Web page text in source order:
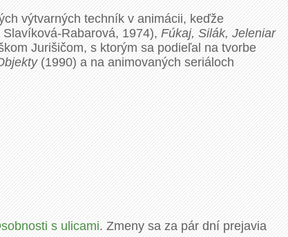
výtvarných techník v animácii, keďže
Rabarová, 1974),Fúkaj, Silák, Jeleniar
Jurišičom, s ktorým sa podieľal na tvorbe
(1990) a na animovaných seriáloch
s ulicami. Zmeny sa za pár dní prejavia